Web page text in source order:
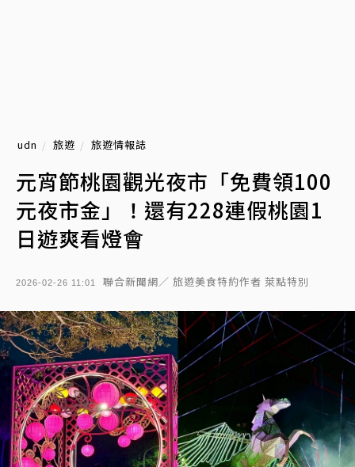
udn 旅遊 旅遊情報誌
元宵節桃園觀光夜市「免費領100
元夜市金」！還有228連假桃園1
日遊爽看燈會
2026-02-26 11:01 聯合新聞網／ 旅遊美食特約作者 萊點特別